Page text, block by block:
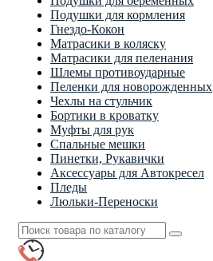
Подушки для кормления
Гнездо-Кокон
Матрасики в коляску
Матрасики для пеленания
Шлемы противоударные
Пеленки для новорожденных
Чехлы на стульчик
Бортики в кроватку
Муфты для рук
Спальные мешки
Пинетки, Рукавички
Аксессуары для Автокресел
Пледы
Люльки-Переноски